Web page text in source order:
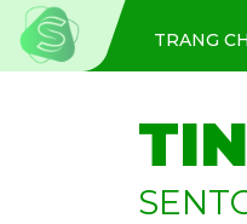
TRANG